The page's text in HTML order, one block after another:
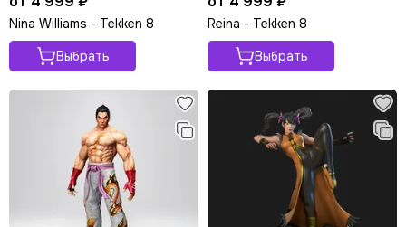
Nina Williams - Tekken 8
Выбрать
Reina - Tekken 8
Выбрать